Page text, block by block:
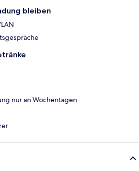
bleiben
nur an Wochentagen